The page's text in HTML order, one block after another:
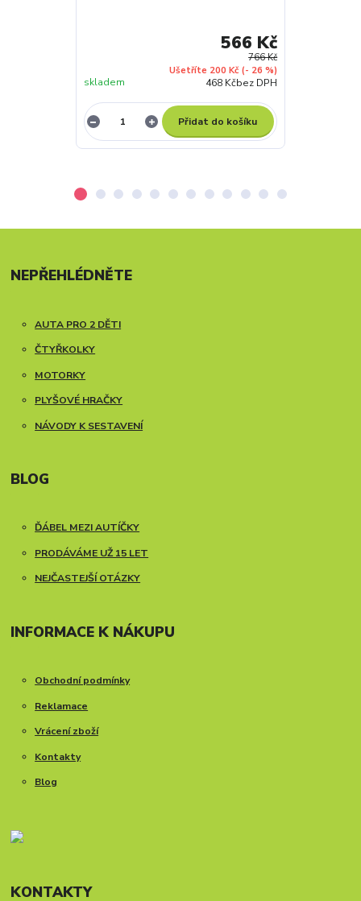
766 Kč
Ušetříte 200 Kč (- 26 %)
566 Kč
468 Kčbez DPH
skladem
Přidat do košíku
NEPŘEHLÉDNĚTE
AUTA PRO 2 DĚTI
ČTYŘKOLKY
MOTORKY
PLYŠOVÉ HRAČKY
NÁVODY K SESTAVENÍ
BLOG
ĎÁBEL MEZI AUTÍČKY
PRODÁVÁME UŽ 15 LET
NEJČASTEJŠÍ OTÁZKY
INFORMACE K NÁKUPU
Obchodní podmínky
Reklamace
Vrácení zboží
Kontakty
Blog
KONTAKTY